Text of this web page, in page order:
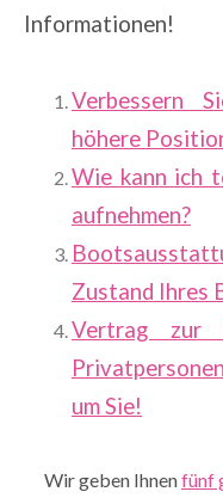
Informationen!
Verbessern
höhere
Wie kann ich
aufnehmen?
Zustand Ihres
Vertrag zur
um Sie!
Wir geben Ihnenfünf